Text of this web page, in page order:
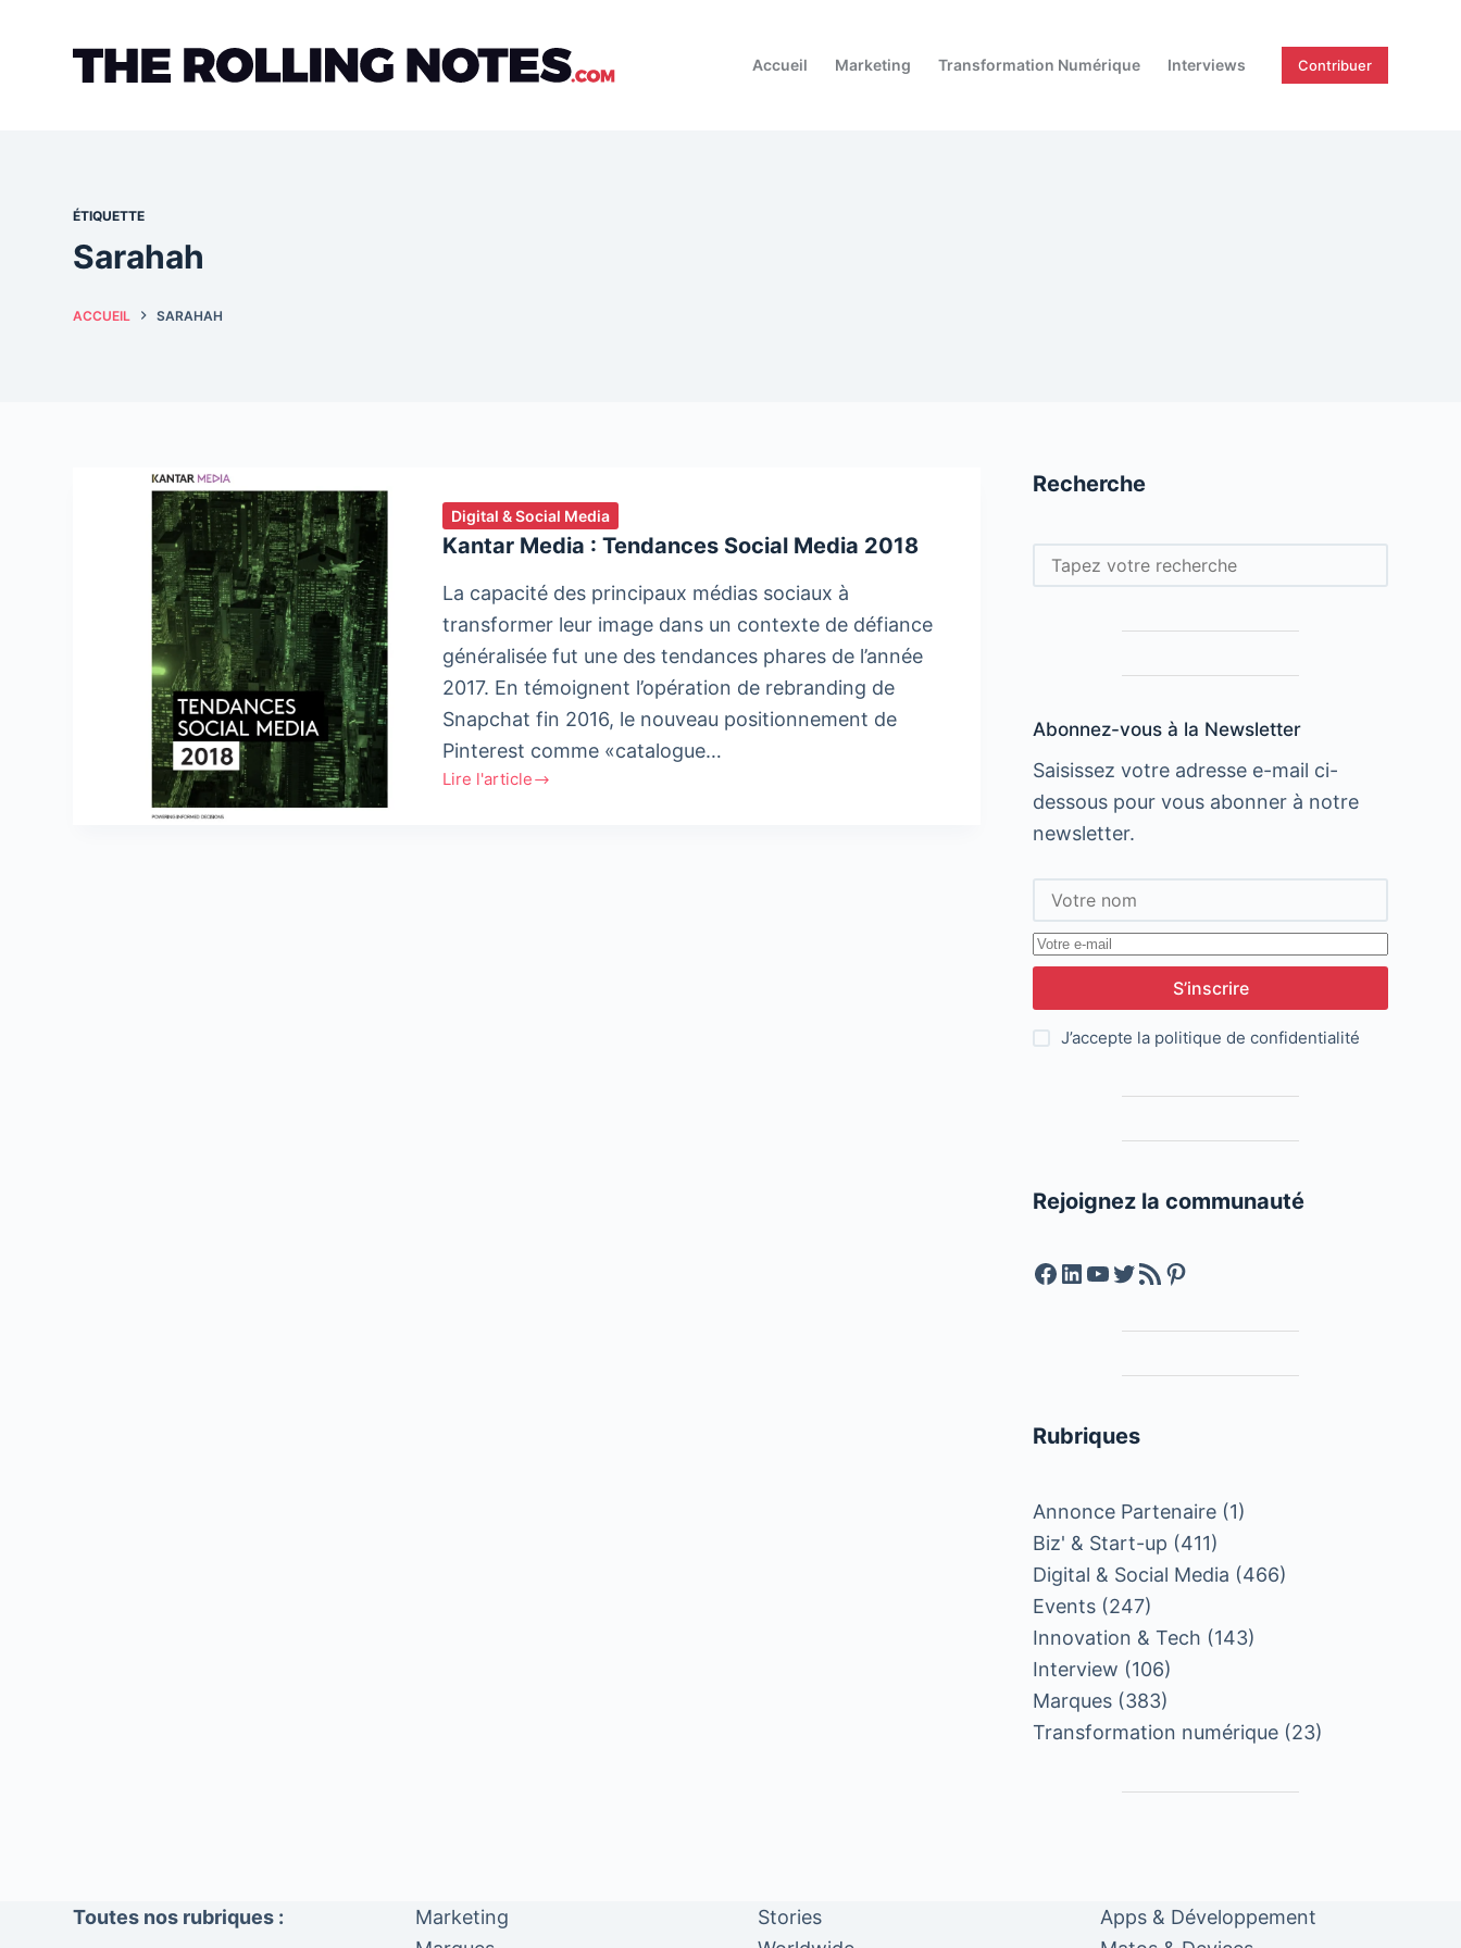
Accueil Marketing Transformation Numérique Interviews Contribuer
ÉTIQUETTE
Sarahah
ACCUEIL SARAHAH
Digital & Social Media
Kantar Media : Tendances Social Media 2018
La capacité des principaux médias sociaux à
transformer leur image dans un contexte de défiance
généralisée fut une des tendances phares de l’année
2017. En témoignent l’opération de rebranding de
Snapchat fin 2016, le nouveau positionnement de
Pinterest comme «catalogue…
Lire l'article
Kantar
Recherche
Rechercher
Abonnez-vous à la Newsletter
Saisissez votre adresse e-mail ci-
dessous pour vous abonner à notre
newsletter.
S’inscrire
J’accepte la politique de confidentialité
Rejoignez la communauté
Facebook
LinkedIn
YouTube
Twitter
Feed RSSPinterest
Rubriques
Annonce Partenaire (1)
Biz' & Start-up (411)
Digital & Social Media (466)
Events (247)
Innovation & Tech (143)
Interview (106)
Marques (383)
Transformation numérique (23)
Toutes nos rubriques :
Marketing
Stories
Apps & Développement